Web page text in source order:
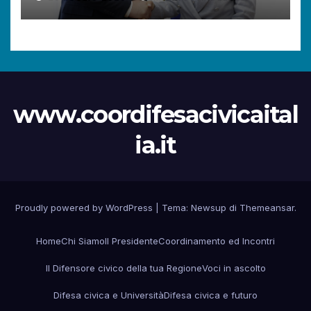
diritti dei cittadini.
www.coordifesacivicaital
ia.it
Proudly powered by WordPress Tema: Newsup di Themeansar.
HomeChi SiamoIl PresidenteCoordinamento ed Incontri
Il Difensore civico della tua RegioneVoci in ascolto
Difesa civica e UniversitàDifesa civica e futuro